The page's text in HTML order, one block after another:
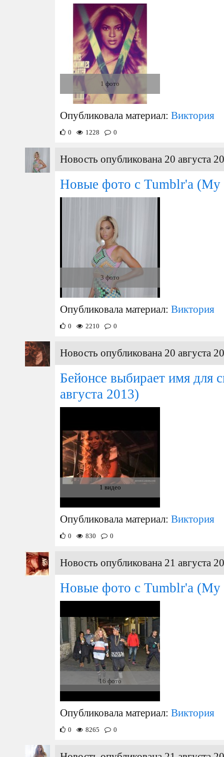
1 фото
Опубликовала материал: Виктория
0 1228 0
Новость опубликована 20 августа
Новые фото с Tumblr'a
3 фото
Опубликовала материал: Виктория
0 2210 0
Новость опубликована 20 августа
Бейонсе выбирает имя для
августа 2013)
1 видео
Опубликовала материал: Виктория
0 830 0
Новость опубликована 21 августа
Новые фото с Tumblr'a
16 фото
Опубликовала материал: Виктория
0 8265 0